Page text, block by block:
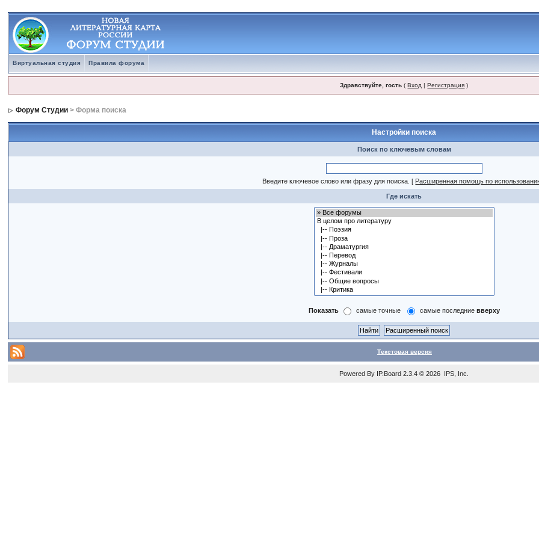
Виртуальная студия Правила форума
Здравствуйте, гость (Вход |Регистрация )
Форум Студии > Форма поиска
Настройки поиска
Поиск по ключевым словам
Введите ключевое слово или фразу для поиска. [ Расширенная помощь по
Где искать
Показать самые точные самые последние вверху
Текстовая версия
Powered By IP.Board 2.3.4 © 2026 IPS, Inc